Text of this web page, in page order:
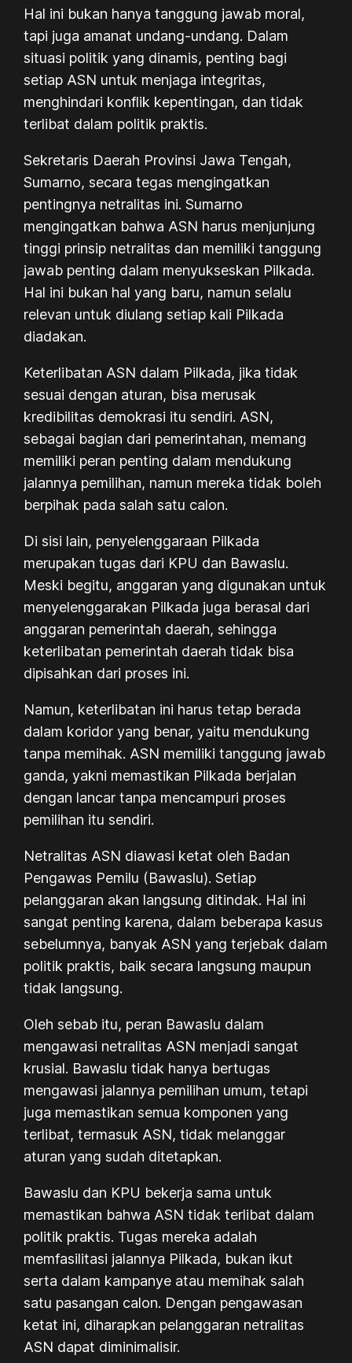
Hal ini bukan hanya tanggung jawab moral,
tapi juga amanat undang-undang. Dalam
situasi politik yang dinamis, penting bagi
setiap ASN untuk menjaga integritas,
menghindari konflik kepentingan, dan tidak
terlibat dalam politik praktis.
Sekretaris Daerah Provinsi Jawa Tengah,
Sumarno, secara tegas mengingatkan
pentingnya netralitas ini. Sumarno
mengingatkan bahwa ASN harus menjunjung
tinggi prinsip netralitas dan memiliki tanggung
jawab penting dalam menyukseskan Pilkada.
Hal ini bukan hal yang baru, namun selalu
relevan untuk diulang setiap kali Pilkada
diadakan.
Keterlibatan ASN dalam Pilkada, jika tidak
sesuai dengan aturan, bisa merusak
kredibilitas demokrasi itu sendiri. ASN,
sebagai bagian dari pemerintahan, memang
memiliki peran penting dalam mendukung
jalannya pemilihan, namun mereka tidak boleh
berpihak pada salah satu calon.
Di sisi lain, penyelenggaraan Pilkada
merupakan tugas dari KPU dan Bawaslu.
Meski begitu, anggaran yang digunakan untuk
menyelenggarakan Pilkada juga berasal dari
anggaran pemerintah daerah, sehingga
keterlibatan pemerintah daerah tidak bisa
dipisahkan dari proses ini.
Namun, keterlibatan ini harus tetap berada
dalam koridor yang benar, yaitu mendukung
tanpa memihak. ASN memiliki tanggung jawab
ganda, yakni memastikan Pilkada berjalan
dengan lancar tanpa mencampuri proses
pemilihan itu sendiri.
Netralitas ASN diawasi ketat oleh Badan
Pengawas Pemilu (Bawaslu). Setiap
pelanggaran akan langsung ditindak. Hal ini
sangat penting karena, dalam beberapa kasus
sebelumnya, banyak ASN yang terjebak dalam
politik praktis, baik secara langsung maupun
tidak langsung.
Oleh sebab itu, peran Bawaslu dalam
mengawasi netralitas ASN menjadi sangat
krusial. Bawaslu tidak hanya bertugas
mengawasi jalannya pemilihan umum, tetapi
juga memastikan semua komponen yang
terlibat, termasuk ASN, tidak melanggar
aturan yang sudah ditetapkan.
Bawaslu dan KPU bekerja sama untuk
memastikan bahwa ASN tidak terlibat dalam
politik praktis. Tugas mereka adalah
memfasilitasi jalannya Pilkada, bukan ikut
serta dalam kampanye atau memihak salah
satu pasangan calon. Dengan pengawasan
ketat ini, diharapkan pelanggaran netralitas
ASN dapat diminimalisir.